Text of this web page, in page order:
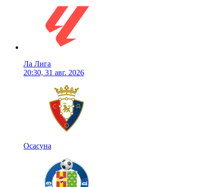
Ла Лига
20:30, 31 авг. 2026
Осасуна